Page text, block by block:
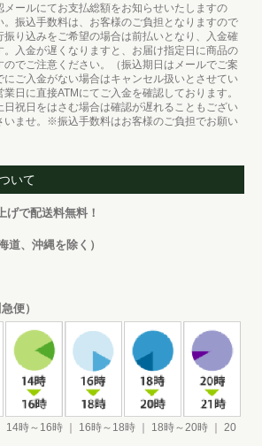
ールにてお支払総額をお知らせいたしますの
振込手数料は、お客様のご負担となりますので
り込みをご希望の場合は前払いとなり、入金確
入金が遅くなりますと、お届け指定日に商品の
のでご注意ください。（振込期日はメールでご案
にご入金がない場合はキャンセル扱いとさせてい
日に直接ATMにてご入金を確認しております。
日祝日をはさむ場合は確認が遅れることもござい
いませ。※振込手数料はお客様のご負担でお願い
いて
げで配送料無料！
道、沖縄を除く）
便）
14時～16時 ｜ 16時～18時 ｜ 18時～20時 ｜ 20